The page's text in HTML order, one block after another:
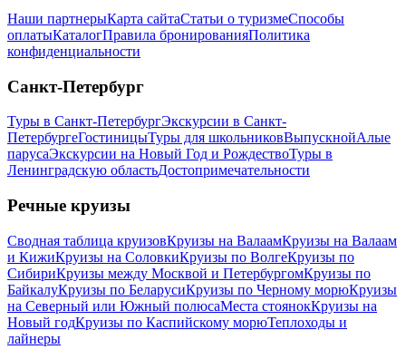
Наши партнерыКарта сайтаСтатьи о туризмеСпособы
оплатыКаталогПравила бронированияПолитика
конфиденциальности
Санкт-Петербург
Туры в Санкт-ПетербургЭкскурсии в Санкт-
ПетербургеГостиницыТуры для школьниковВыпускнойАлые
парусаЭкскурсии на Новый Год и РождествоТуры в
Ленинградскую областьДостопримечательности
Речные круизы
Сводная таблица круизовКруизы на ВалаамКруизы на Валаам
и КижиКруизы на СоловкиКруизы по ВолгеКруизы по
СибириКруизы между Москвой и ПетербургомКруизы по
БайкалуКруизы по БеларусиКруизы по Черному морюКруизы
на Северный или Южный полюсаМеста стоянокКруизы на
Новый годКруизы по Каспийскому морюТеплоходы и
лайнеры